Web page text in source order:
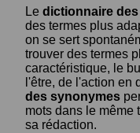
Le dictionnaire
des termes plus
on se sert
trouver des termes
caractéristique, le
l'être, de l'action en
des synonymes
mots dans le même
sa rédaction.